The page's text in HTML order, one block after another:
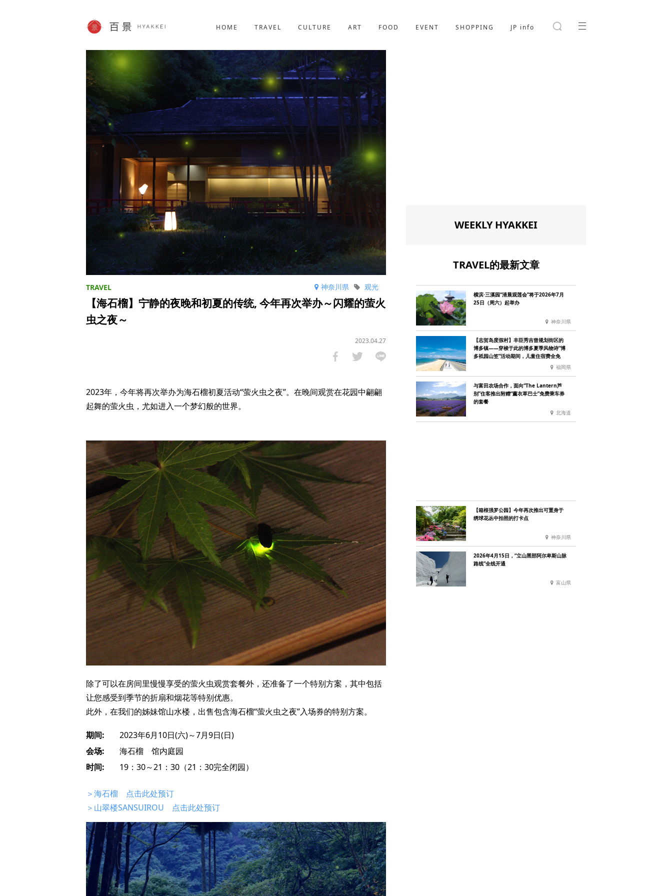
HOME TRAVEL CULTURE ART FOOD EVENT SHOPPING JP info
SHOPPING
JP info
神奈川県 观光
【海石榴】宁静的夜晚和初夏的传统, 今年再次举办～闪耀的萤火
虫之夜～
2023.04.27
2023年，今年将再次举办为海石榴初夏活动“萤火虫之夜”。在晚间观赏在花园中翩翩
起舞的萤火虫，尤如进入一个梦幻般的世界。
除了可以在房间里慢慢享受的萤火虫观赏套餐外，还准备了一个特别方案，其中包括
让您感受到季节的折扇和烟花等特别优惠。
此外，在我们的姊妹馆山水楼，出售包含海石榴“萤火虫之夜”入场券的特别方案。
期间:
2023年6月10日(六)～7月9日(日)
会场:
海石榴 馆内庭园
时间:
19：30～21：30（21：30完全闭园）
＞海石榴 点击此处预订
＞山翠楼SANSUIROU 点击此处预订
WEEKLY HYAKKEI
TRAVEL的最新文章
横滨·三溪园“清晨观莲会”将于2026年7月
25日（周六）起举办
神奈川県
【志贺岛度假村】丰臣秀吉曾规划街区的
博多镇——穿梭于此的博多夏季风物诗“博
多祇园山笠”活动期间，儿童住宿费全免
福岡県
与富田农场合作，面向“The Lantern芦
别”住客推出附赠“薰衣草巴士”免费乘车券
的套餐
北海道
【箱根强罗公园】今年再次推出可置身于
绣球花丛中拍照的打卡点
神奈川県
2026年4月15日，“立山黑部阿尔卑斯山脉
路线”全线开通
富山県